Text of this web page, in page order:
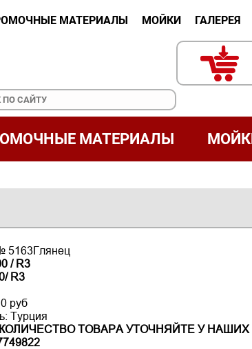
МАТЕРИАЛЫ МОЙКИ ГАЛЕРЕЯ
МАТЕРИАЛЫ
5163Глянец
/ R3
R3
руб
Турция
ТОВАРА УТОЧНЯЙТЕ У